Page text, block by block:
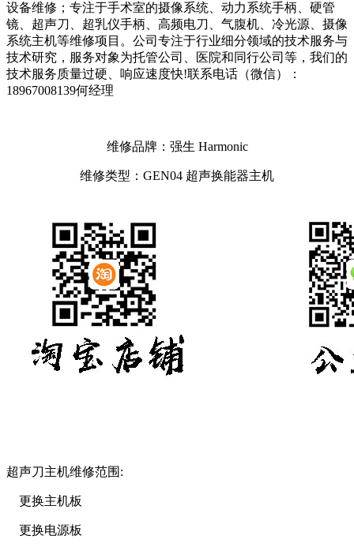
设备维修；专注于手术室的摄像系统、动力系统手柄、硬管
镜、超声刀、超乳仪手柄、高频电刀、气腹机、冷光源、摄像
系统主机等维修项目。公司专注于行业细分领域的技术服务与
技术研究，服务对象为托管公司、医院和同行公司等，我们的
技术服务质量过硬、响应速度快!联系电话（微信）：
18967008139何经理
维修品牌：强生 Harmonic
维修类型：GEN04 超声换能器主机
超声刀主机维修范围:
更换主机板
更换电源板